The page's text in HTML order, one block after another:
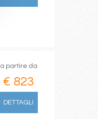
a partire da
€ 823
DETTAGLI